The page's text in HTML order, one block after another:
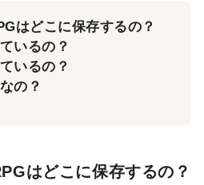
はどこに保存するの？
いるの？
いるの？
の？
はどこに保存するの？